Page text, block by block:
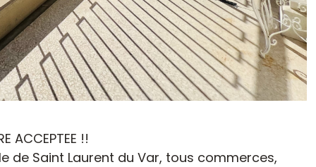
ACCEPTEE !!
de Saint Laurent du Var, tous commerces,